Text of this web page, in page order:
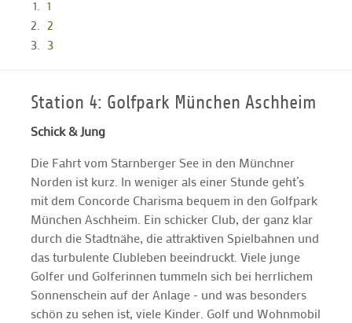
1
2
3
Station 4: Golfpark München Aschheim
Schick & Jung
Die Fahrt vom Starnberger See in den Münchner
Norden ist kurz. In weniger als einer Stunde geht’s
mit dem Concorde Charisma bequem in den Golfpark
München Aschheim. Ein schicker Club, der ganz klar
durch die Stadtnähe, die attraktiven Spielbahnen und
das turbulente Clubleben beeindruckt. Viele junge
Golfer und Golferinnen tummeln sich bei herrlichem
Sonnenschein auf der Anlage - und was besonders
schön zu sehen ist, viele Kinder. Golf und Wohnmobil